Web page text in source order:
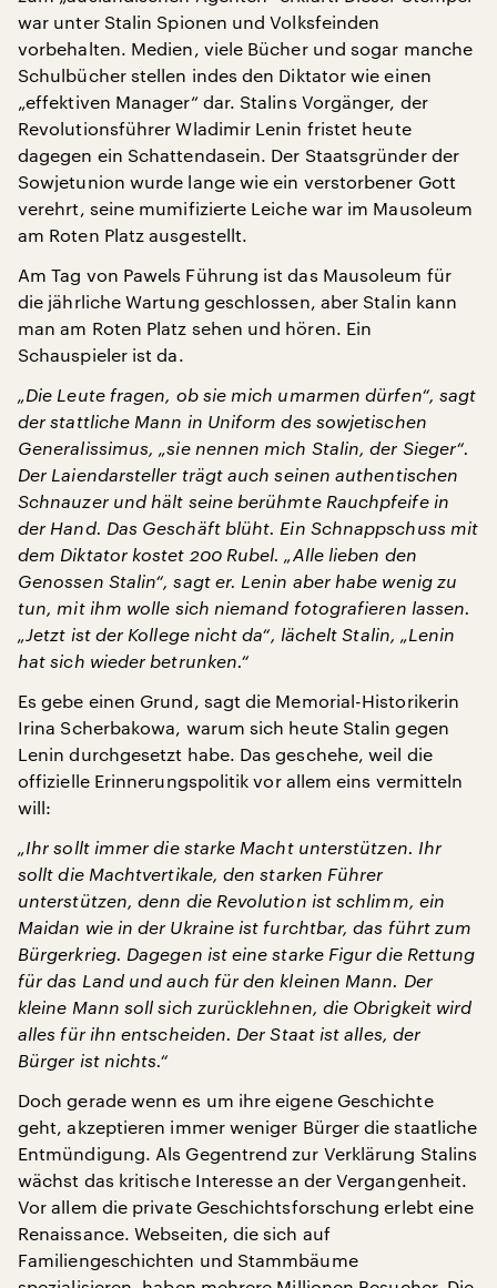
war unter Stalin Spionen und Volksfeinden
vorbehalten. Medien, viele Bücher und sogar manche
Schulbücher stellen indes den Diktator wie einen
„effektiven Manager“ dar. Stalins Vorgänger, der
Revolutionsführer Wladimir Lenin fristet heute
dagegen ein Schattendasein. Der Staatsgründer der
Sowjetunion wurde lange wie ein verstorbener Gott
verehrt, seine mumifizierte Leiche war im Mausoleum
am Roten Platz ausgestellt.
Am Tag von Pawels Führung ist das Mausoleum für
die jährliche Wartung geschlossen, aber Stalin kann
man am Roten Platz sehen und hören. Ein
Schauspieler ist da.
„Die Leute fragen, ob sie mich umarmen dürfen“, sagt
der stattliche Mann in Uniform des sowjetischen
Generalissimus, „sie nennen mich Stalin, der Sieger“.
Der Laiendarsteller trägt auch seinen authentischen
Schnauzer und hält seine berühmte Rauchpfeife in
der Hand. Das Geschäft blüht. Ein Schnappschuss mit
dem Diktator kostet 200 Rubel. „Alle lieben den
Genossen Stalin“, sagt er. Lenin aber habe wenig zu
tun, mit ihm wolle sich niemand fotografieren lassen.
„Jetzt ist der Kollege nicht da“, lächelt Stalin, „Lenin
hat sich wieder betrunken.“
Es gebe einen Grund, sagt die Memorial-Historikerin
Irina Scherbakowa, warum sich heute Stalin gegen
Lenin durchgesetzt habe. Das geschehe, weil die
offizielle Erinnerungspolitik vor allem eins vermitteln
will:
„Ihr sollt immer die starke Macht unterstützen. Ihr
sollt die Machtvertikale, den starken Führer
unterstützen, denn die Revolution ist schlimm, ein
Maidan wie in der Ukraine ist furchtbar, das führt zum
Bürgerkrieg. Dagegen ist eine starke Figur die Rettung
für das Land und auch für den kleinen Mann. Der
kleine Mann soll sich zurücklehnen, die Obrigkeit wird
alles für ihn entscheiden. Der Staat ist alles, der
Bürger ist nichts.“
Doch gerade wenn es um ihre eigene Geschichte
geht, akzeptieren immer weniger Bürger die staatliche
Entmündigung. Als Gegentrend zur Verklärung Stalins
wächst das kritische Interesse an der Vergangenheit.
Vor allem die private Geschichtsforschung erlebt eine
Renaissance. Webseiten, die sich auf
Familiengeschichten und Stammbäume